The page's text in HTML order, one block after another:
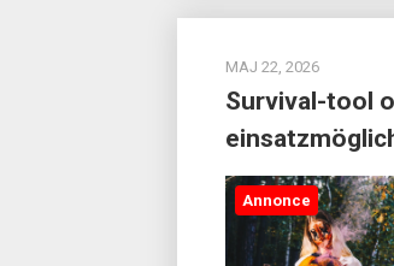
MAJ 22, 2026
Survival-tool
Annonce